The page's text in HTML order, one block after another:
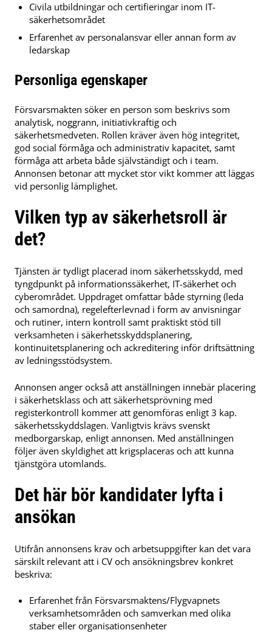
Civila utbildningar och certifieringar inom IT-
säkerhetsområdet
Erfarenhet av personalansvar eller annan form av
ledarskap
Personliga egenskaper
Försvarsmakten söker en person som beskrivs som
analytisk, noggrann, initiativkraftig och
säkerhetsmedveten. Rollen kräver även hög integritet,
god social förmåga och administrativ kapacitet, samt
förmåga att arbeta både självständigt och i team.
Annonsen betonar att mycket stor vikt kommer att läggas
vid personlig lämplighet.
Vilken typ av säkerhetsroll är
det?
Tjänsten är tydligt placerad inom säkerhetsskydd, med
tyngdpunkt på informationssäkerhet, IT-säkerhet och
cyberområdet. Uppdraget omfattar både styrning (leda
och samordna), regelefterlevnad i form av anvisningar
och rutiner, intern kontroll samt praktiskt stöd till
verksamheten i säkerhetsskyddsplanering,
kontinuitetsplanering och ackreditering inför driftsättning
av ledningsstödsystem.
Annonsen anger också att anställningen innebär placering
i säkerhetsklass och att säkerhetsprövning med
registerkontroll kommer att genomföras enligt 3 kap.
säkerhetsskyddslagen. Vanligtvis krävs svenskt
medborgarskap, enligt annonsen. Med anställningen
följer även skyldighet att krigsplaceras och att kunna
tjänstgöra utomlands.
Det här bör kandidater lyfta i
ansökan
Utifrån annonsens krav och arbetsuppgifter kan det vara
särskilt relevant att i CV och ansökningsbrev konkret
beskriva:
Erfarenhet från Försvarsmaktens/Flygvapnets
verksamhetsområden och samverkan med olika
staber eller organisationsenheter